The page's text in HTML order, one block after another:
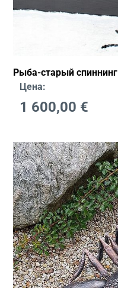
Рыба-старый спиннинг
Цена:
1 600,00 €